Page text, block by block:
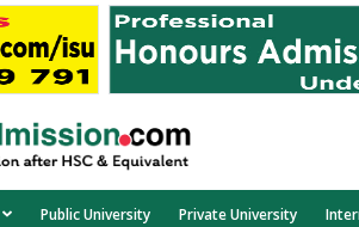
Public University Private University